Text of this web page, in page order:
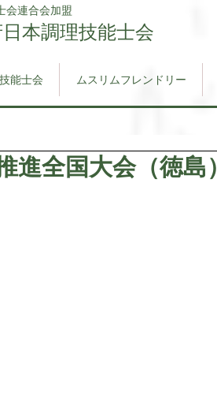
能士会 ムスリムフレンドリー
連合会加盟
本調理技能士会​
進全国大会（徳島）